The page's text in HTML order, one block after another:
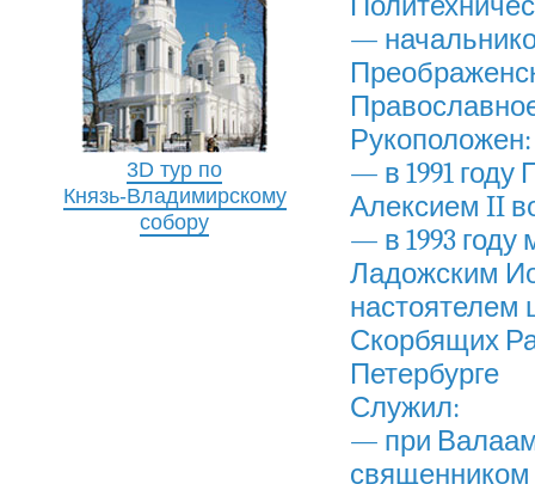
3D тур по
Князь-Владимирскому
собору
—
Рукоположен:
— в 1991
Алексием II
— в 1993 году
Ладожским
настоятелем
Скорбящих
Петербурге
Служил:
— при
священником